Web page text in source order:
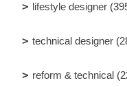
lifestyle designer
technical designer
reform & technical